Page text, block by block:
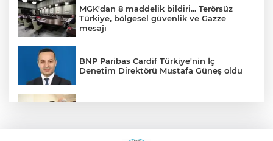
MGK'dan 8 maddelik bildiri... Terörsüz
Türkiye, bölgesel güvenlik ve Gazze
mesajı
BNP Paribas Cardif Türkiye'nin İç
Denetim Direktörü Mustafa Güneş oldu